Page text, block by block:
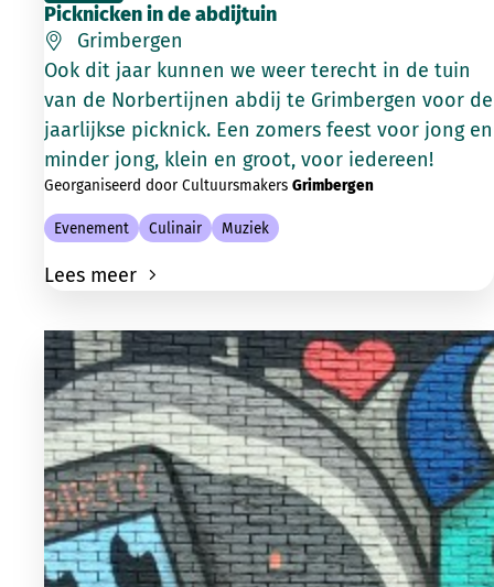
Picknicken in de abdijtuin
Grimbergen
Ook dit jaar kunnen we weer terecht in de tuin
van de Norbertijnen abdij te Grimbergen voor de
jaarlijkse picknick. Een zomers feest voor jong en
minder jong, klein en groot, voor iedereen!
Georganiseerd door Cultuursmakers Grimbergen
Evenement Culinair Muziek
Lees meer